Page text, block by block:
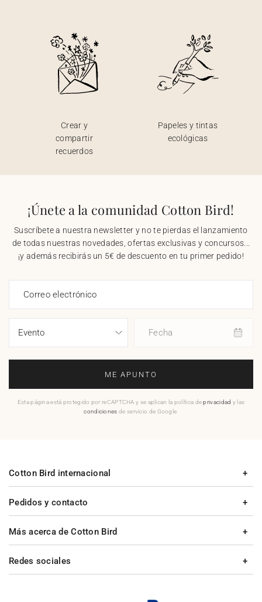
Crear y
compartir
recuerdos
Papeles y tintas
ecológicas
¡Únete a la comunidad Cotton Bird!
Suscríbete a nuestra newsletter y no te pierdas el lanzamiento
de todas nuestras novedades, ofertas exclusivas y concursos...
¡y además recibirás un 5€ de descuento en tu primer pedido!
Correo electrónico
Fecha
ME APUNTO
Esta página está protegido por reCAPTCHA y se aplican la política deprivacidad y las
condiciones de servicio de Google.
Pedidos y contacto
Más acerca de Cotton Bird
Cotton Bird internacional
Redes sociales